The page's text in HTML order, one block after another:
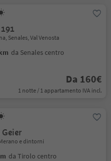
Senales, Val Venosta
da Senales centro
Da 160€
1 notte / 1 appartamento IVA incl.
Geier
e dintorni
da Tirolo centro